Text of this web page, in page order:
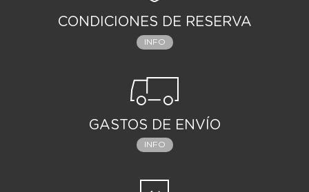
a un lado y sumerjámonos sin demora en este
increíble libro de viajes. ¡La aventura llama y no
espera!"
* ISBN: 979-10-96315-22-2
CONDICIONES DE RESERVA
INFO
GASTOS DE ENVÍO
INFO